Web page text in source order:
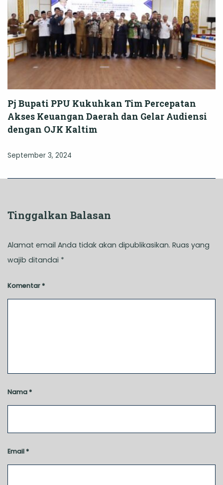
Pj Bupati PPU Kukuhkan Tim Percepatan
Akses Keuangan Daerah dan Gelar Audiensi
dengan OJK Kaltim
September 3, 2024
Tinggalkan Balasan
Alamat email Anda tidak akan dipublikasikan. Ruas yang
wajib ditandai *
Komentar *
Nama *
Email *